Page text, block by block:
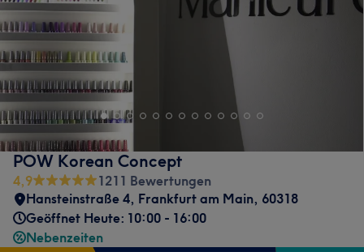
POW Korean Concept
4,9
1211 Bewertungen
Hansteinstraße 4, Frankfurt am Main, 60318
Geöffnet Heute: 10:00 - 16:00
Nebenzeiten